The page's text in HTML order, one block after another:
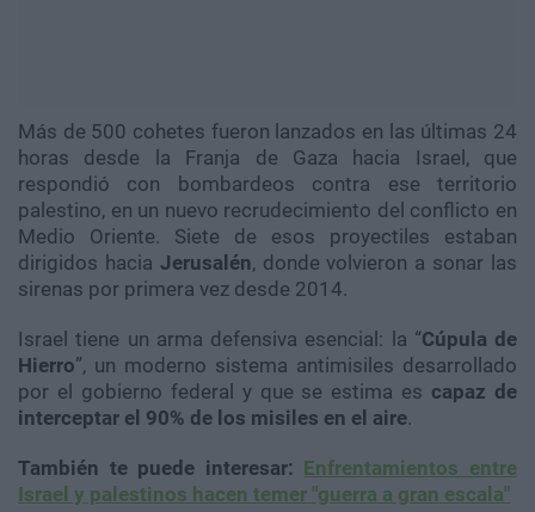
Más de 500 cohetes fueron lanzados en las últimas 24
horas desde la Franja de Gaza hacia Israel, que
respondió con bombardeos contra ese territorio
palestino, en un nuevo recrudecimiento del conflicto en
Medio Oriente. Siete de esos proyectiles estaban
dirigidos hacia Jerusalén, dondevolvieron a sonar las
sirenas por primera vez desde 2014.
Israel tiene un arma defensiva esencial: la “Cúpula de
Hierro”, un moderno sistema antimisiles desarrollado
por el gobierno federal y que se estima es capaz de
interceptar el 90% de los misiles en el aire.
También te puede interesar: Enfrentamientos entre
Israel y palestinos hacen temer "guerra a gran escala"